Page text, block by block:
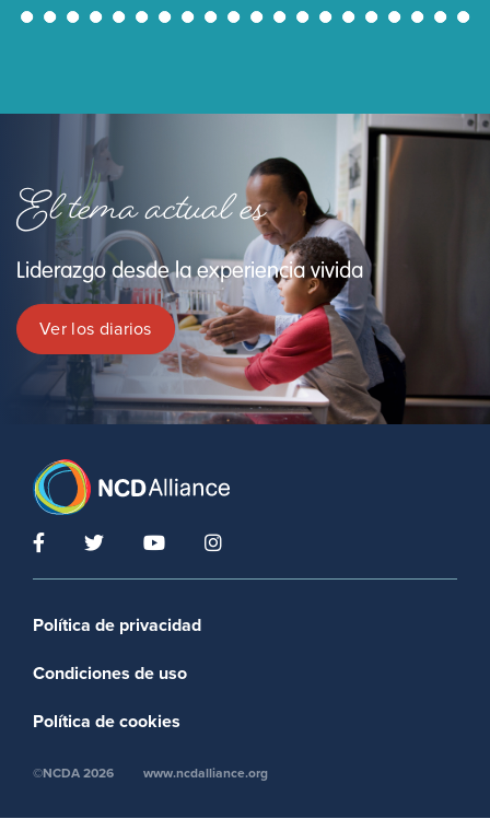
43
44 45 46 47 48 49 50 51 52 53 54 55 56 57 58 59 60 61 62
El tema actual es
Liderazgo desde la experiencia vivida
Ver los diarios
Footer menu
Política de privacidad
Condiciones de uso
Política de cookies
©NCDA 2026 www.ncdalliance.org